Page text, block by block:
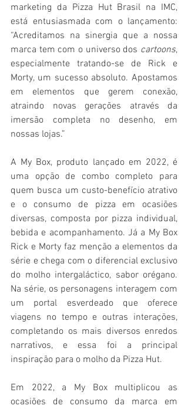
marketing da Pizza Hut Brasil na IMC,
está entusiasmada com o lançamento:
“Acreditamos na sinergia que a nossa
marca tem com o universo dos cartoons,
especialmente tratando-se de Rick e
Morty, um sucesso absoluto. Apostamos
em elementos que gerem conexão,
atraindo novas gerações através da
imersão completa no desenho, em
nossas lojas.”
A My Box, produto lançado em 2022, é
uma opção de combo completo para
quem busca um custo-benefício atrativo
e o consumo de pizza em ocasiões
diversas, composta por pizza individual,
bebida e acompanhamento. Já a My Box
Rick e Morty faz menção a elementos da
série e chega com o diferencial exclusivo
do molho intergaláctico, sabor orégano.
Na série, os personagens interagem com
um portal esverdeado que oferece
viagens no tempo e outras interações,
completando os mais diversos enredos
narrativos, e essa foi a principal
inspiração para o molho da Pizza Hut.
Em 2022, a My Box multiplicou as
ocasiões de consumo da marca em